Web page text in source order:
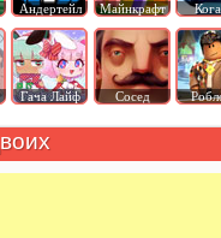
Андертейл Майнкрафт
Гача Лайф Сосед